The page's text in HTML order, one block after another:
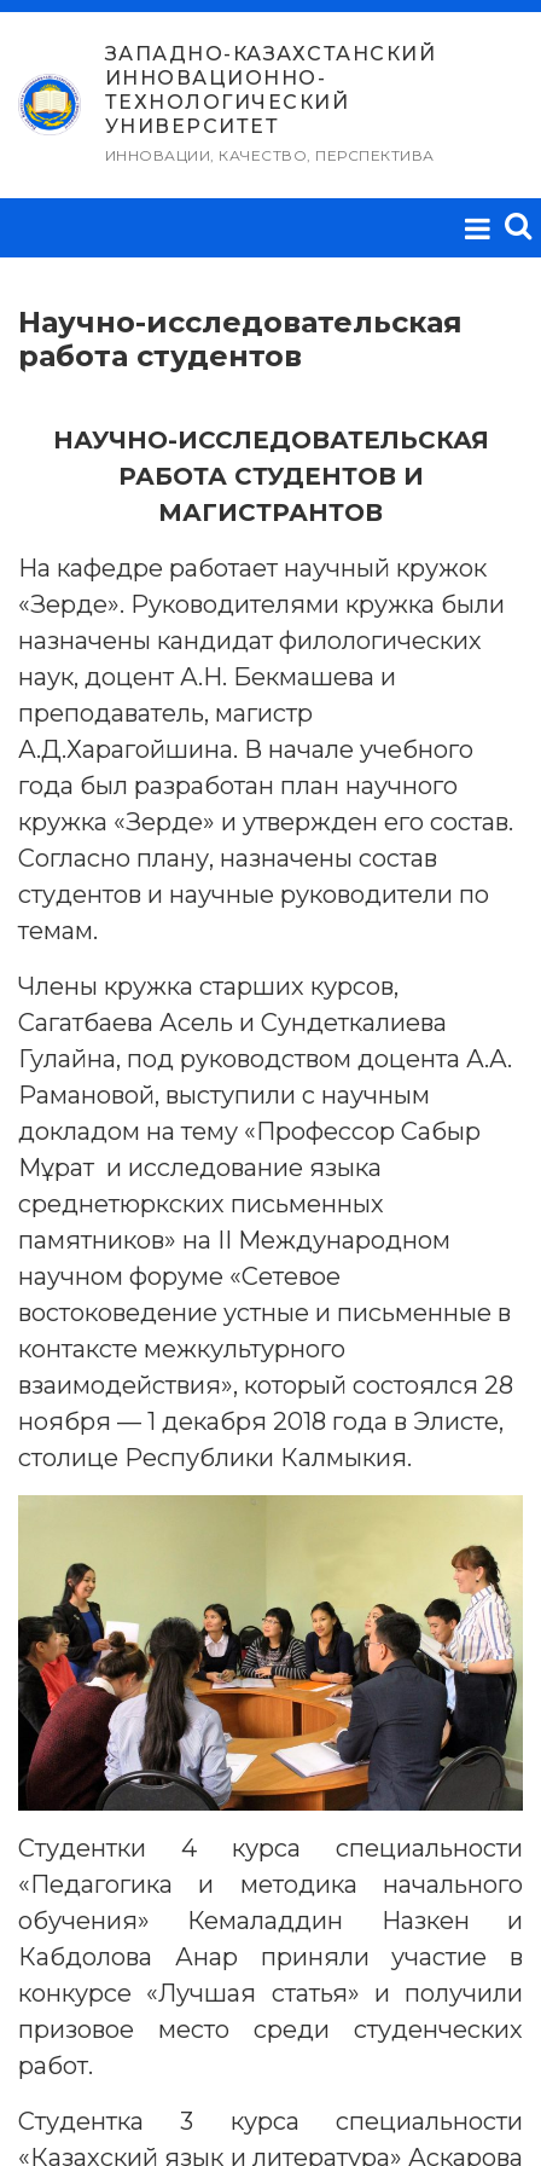
Перейти
содержимому
ЗАПАДНО-КАЗАХСТАНСКИЙ
ИННОВАЦИОННО-
ТЕХНОЛОГИЧЕСКИЙ
УНИВЕРСИТЕТ
ИННОВАЦИИ, КАЧЕСТВО, ПЕРСПЕКТИВА
Научно-исследовательская
работа студентов
НАУЧНО-ИССЛЕДОВАТЕЛЬСКАЯ
РАБОТА СТУДЕНТОВ И
МАГИСТРАНТОВ
На кафедре работает научный кружок
«Зерде». Руководителями кружка были
назначены кандидат филологических
наук, доцент А.Н. Бекмашева и
преподаватель, магистр
А.Д.Харагойшина. В начале учебного
года был разработан план научного
кружка «Зерде» и утвержден его состав.
Согласно плану, назначены состав
студентов и научные руководители по
темам.
Члены кружка старших курсов,
Сагатбаева Асель и Сундеткалиева
Гулайна, под руководством доцента А.А.
Рамановой, выступили с научным
докладом на тему «Профессор Сабыр
Мұрат и исследование языка
среднетюркских письменных
памятников» на II Международном
научном форуме «Сетевое
востоковедение устные и письменные в
контаксте межкультурного
взаимодействия», который состоялся 28
ноября — 1 декабря 2018 года в Элисте,
столице Республики Калмыкия.
Студентки 4 курса специальности
«Педагогика и методика начального
обучения» Кемаладдин Назкен и
Кабдолова Анар приняли участие в
конкурсе «Лучшая статья» и получили
призовое место среди студенческих
работ.
Студентка 3 курса специальности
«Казахский язык и литература» Аскарова